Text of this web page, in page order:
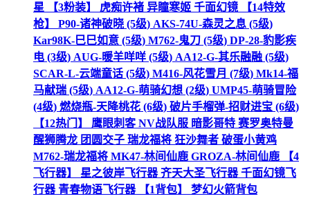
星 【3粉装】 虎痴许褚 异瞳寒姬 千面幻镜 【14特效
枪】 P90-诸神破晓 (5级) AKS-74U-森灵之息 (5级)
Kar98K-巳巳如意 (5级) M762-鬼刀 (5级) DP-28-豹影疾
电 (3级) AUG-暖羊咩咩 (5级) AA12-G-其乐融融 (5级)
SCAR-L-云端童话 (5级) M416-风花雪月 (7级) Mk14-福
马献瑞 (5级) AA12-G-萌骑幻想 (2级) UMP45-萌骑冒险
(4级) 燃烧瓶-天降桃花 (6级) 破片手榴弹-招财进宝 (6级)
【12热门】 鹰眼刺客 NV战队服 暗影哥特 赛罗奥特曼
醒狮腾龙 团圆交子 瑞龙福将 狂沙舞者 破蛋小黄鸡
M762-瑞龙福将 MK47-林间仙鹿 GROZA-林间仙鹿 【4
飞行器】 星之彼岸飞行器 齐天大圣飞行器 千面幻镜飞
行器 青春物语飞行器 【1背包】 梦幻火箭背包